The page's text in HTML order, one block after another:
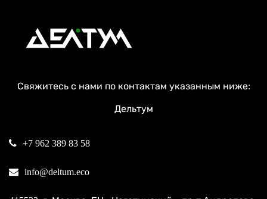
Свяжитесь с нами по контактам указанным ниже:
Дельтум
+7 962 389 83 58
info@deltum.eco